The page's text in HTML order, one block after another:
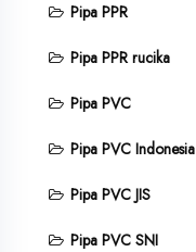
Pipa PPR
Pipa PPR rucika
Pipa PVC
Pipa PVC Indonesia
Pipa PVC JIS
Pipa PVC SNI